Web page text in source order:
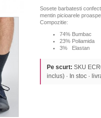
Sosete barbatesti
mentin picioarele
Compozitie:
74% Bumbac
23% Poliamida
3% Elastan
Pe scurt: SKU
inclus) · In stoc ·